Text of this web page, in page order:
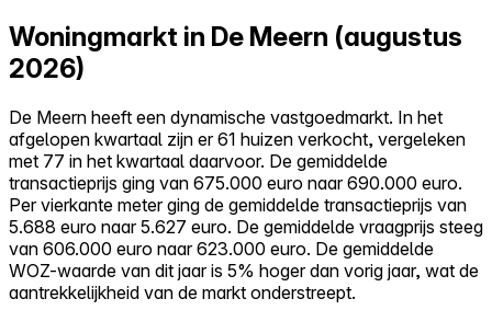
Alles-in-één
Reviews
Prijzen
Log in
Probeer Walter gratis
Woningmarkt in De Meern (augustus
2026)
De Meern heeft een dynamische vastgoedmarkt. In het
afgelopen kwartaal zijn er 61 huizen verkocht, vergeleken
met 77 in het kwartaal daarvoor. De gemiddelde
transactieprijs ging van 675.000 euro naar 690.000 euro.
Per vierkante meter ging de gemiddelde transactieprijs van
5.688 euro naar 5.627 euro. De gemiddelde vraagprijs steeg
van 606.000 euro naar 623.000 euro. De gemiddelde
WOZ-waarde van dit jaar is 5% hoger dan vorig jaar, wat de
aantrekkelijkheid van de markt onderstreept.